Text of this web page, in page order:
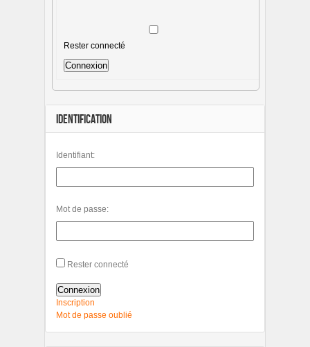
Rester connecté
Connexion
IDENTIFICATION
Identifiant:
Mot de passe:
Rester connecté
Connexion
Inscription
Mot de passe oublié